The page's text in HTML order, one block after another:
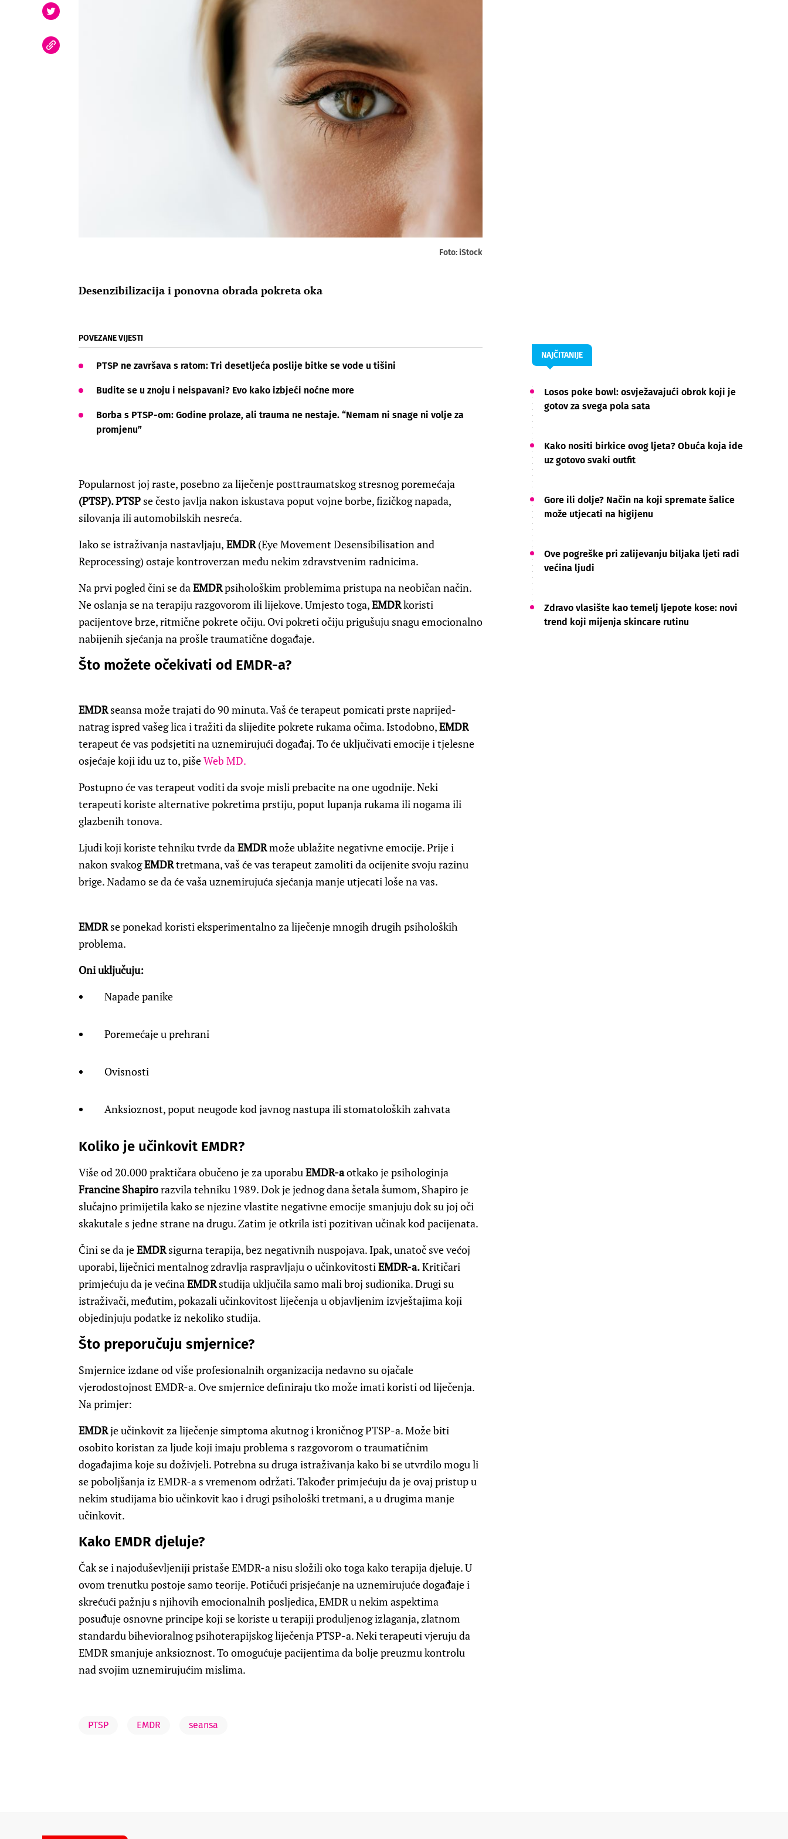
Foto: iStock
Desenzibilizacija i ponovna obrada pokreta oka
POVEZANE VIJESTI
PTSP ne završava s ratom: Tri desetljeća poslije bitke se vode u tišini
Budite se u znoju i neispavani? Evo kako izbjeći noćne more
Borba s PTSP-om: Godine prolaze, ali trauma ne nestaje. “Nemam ni snage ni volje za
promjenu”
Popularnost joj raste, posebno za liječenje posttraumatskog stresnog poremećaja
(PTSP). PTSP se često javlja nakon iskustava poput vojne borbe, fizičkog napada,
silovanja ili automobilskih nesreća.
Iako se istraživanja nastavljaju, EMDR(Eye Movement Desensibilisation and
Reprocessing) ostaje kontroverzan među nekim zdravstvenim radnicima.
Na prvi pogled čini se daEMDRpsihološkim problemima pristupa na neobičan način.
Ne oslanja se na terapiju razgovorom ili lijekove. Umjesto toga,EMDRkoristi
pacijentove brze, ritmične pokrete očiju. Ovi pokreti očiju prigušuju snagu emocionalno
nabijenih sjećanja na prošle traumatične događaje.
Što možete očekivati ​​od EMDR-a?
EMDRseansa može trajati do 90 minuta. Vaš će terapeut pomicati prste naprijed-
natrag ispred vašeg lica i tražiti da slijedite pokrete rukama očima. Istodobno,EMDR
terapeut će vas podsjetiti na uznemirujući događaj. To će uključivati ​​emocije i tjelesne
osjećaje koji idu uz to, pišeWeb MD.
Postupno će vas terapeut voditi da svoje misli prebacite na one ugodnije. Neki
terapeuti koriste alternative pokretima prstiju, poput lupanja rukama ili nogama ili
glazbenih tonova.
Ljudi koji koriste tehniku ​​tvrde daEMDRmože ublažite negativne emocije. Prije i
nakon svakogEMDRtretmana, vaš će vas terapeut zamoliti da ocijenite svoju razinu
brige. Nadamo se da će vaša uznemirujuća sjećanja manje utjecati loše na vas.
EMDRse ponekad koristi eksperimentalno za liječenje mnogih drugih psiholoških
problema.
Oni uključuju:
Napade panike
Poremećaje u prehrani
Ovisnosti
Anksioznost, poput neugode kod javnog nastupa ili stomatoloških zahvata
Koliko je učinkovit EMDR?
Više od 20.000 praktičara obučeno je za uporabuEMDR-aotkako je psihologinja
Francine Shapirorazvila tehniku ​​1989. Dok je jednog dana šetala šumom, Shapiro je
slučajno primijetila kako se njezine vlastite negativne emocije smanjuju dok su joj oči
skakutale s jedne strane na drugu. Zatim je otkrila isti pozitivan učinak kod pacijenata.
Čini se da jeEMDRsigurna terapija, bez negativnih nuspojava. Ipak, unatoč sve većoj
uporabi, liječnici mentalnog zdravlja raspravljaju o učinkovitostiEMDR-a.Kritičari
primjećuju da je većinaEMDRstudija uključila samo mali broj sudionika. Drugi su
istraživači, međutim, pokazali učinkovitost liječenja u objavljenim izvještajima koji
objedinjuju podatke iz nekoliko studija.
Što preporučuju smjernice?
Smjernice izdane od više profesionalnih organizacija nedavno su ojačale
vjerodostojnost EMDR-a. Ove smjernice definiraju tko može imati koristi od liječenja.
Na primjer:
EMDRje učinkovit za liječenje simptoma akutnog i kroničnog PTSP-a. Može biti
osobito koristan za ljude koji imaju problema s razgovorom o traumatičnim
događajima koje su doživjeli. Potrebna su druga istraživanja kako bi se utvrdilo mogu li
se poboljšanja iz EMDR-a s vremenom održati. Također primjećuju da je ovaj pristup u
nekim studijama bio učinkovit kao i drugi psihološki tretmani, a u drugima manje
učinkovit.
Kako EMDR djeluje?
Čak se i najoduševljeniji pristaše EMDR-a nisu složili oko toga kako terapija djeluje. U
ovom trenutku postoje samo teorije. Potičući prisjećanje na uznemirujuće događaje i
skrećući pažnju s njihovih emocionalnih posljedica, EMDR u nekim aspektima
posuđuje osnovne principe koji se koriste u terapiji produljenog izlaganja, zlatnom
standardu bihevioralnog psihoterapijskog liječenja PTSP-a. Neki terapeuti vjeruju da
EMDR smanjuje anksioznost. To omogućuje pacijentima da bolje preuzmu kontrolu
nad svojim uznemirujućim mislima.
PTSP EMDR seansa
NAJČITANIJE
Losos poke bowl: osvježavajući obrok koji je
gotov za svega pola sata
Kako nositi birkice ovog ljeta? Obuća koja ide
uz gotovo svaki outfit
Gore ili dolje? Način na koji spremate šalice
može utjecati na higijenu
Ove pogreške pri zalijevanju biljaka ljeti radi
većina ljudi
Zdravo vlasište kao temelj ljepote kose: novi
trend koji mijenja skincare rutinu